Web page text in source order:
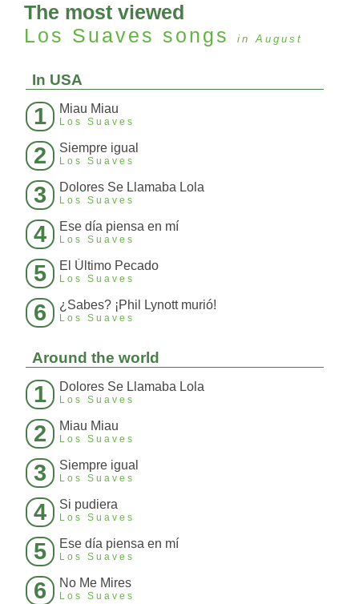
The most viewed
Los Suaves songs in August
In USA
1 Miau Miau
Los Suaves
2 Siempre igual
Los Suaves
3 Dolores Se Llamaba Lola
Los Suaves
4 Ese día piensa en mí
Los Suaves
5 El Último Pecado
Los Suaves
6 ¿Sabes? ¡Phil Lynott murió!
Los Suaves
Around the world
1 Dolores Se Llamaba Lola
Los Suaves
2 Miau Miau
Los Suaves
3 Siempre igual
Los Suaves
4 Si pudiera
Los Suaves
5 Ese día piensa en mí
Los Suaves
6 No Me Mires
Los Suaves